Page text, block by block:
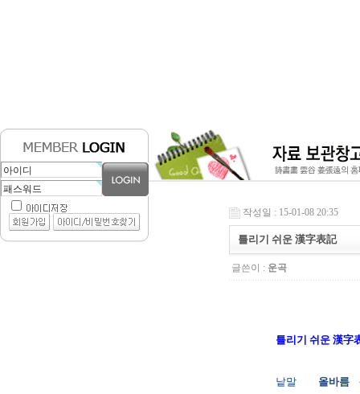
작성일 : 15-01-08 20:35
틀리기 쉬운 漢字表記
글쓴이 : 운곡
틀리기 쉬운 漢字
낱말 올바름